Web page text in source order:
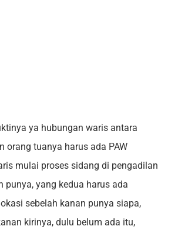
ya hubungan waris antara
orang tuanya harus ada PAW
mulai proses sidang di pengadilan
punya, yang kedua harus ada
sebelah kanan punya siapa,
kirinya, dulu belum ada itu,